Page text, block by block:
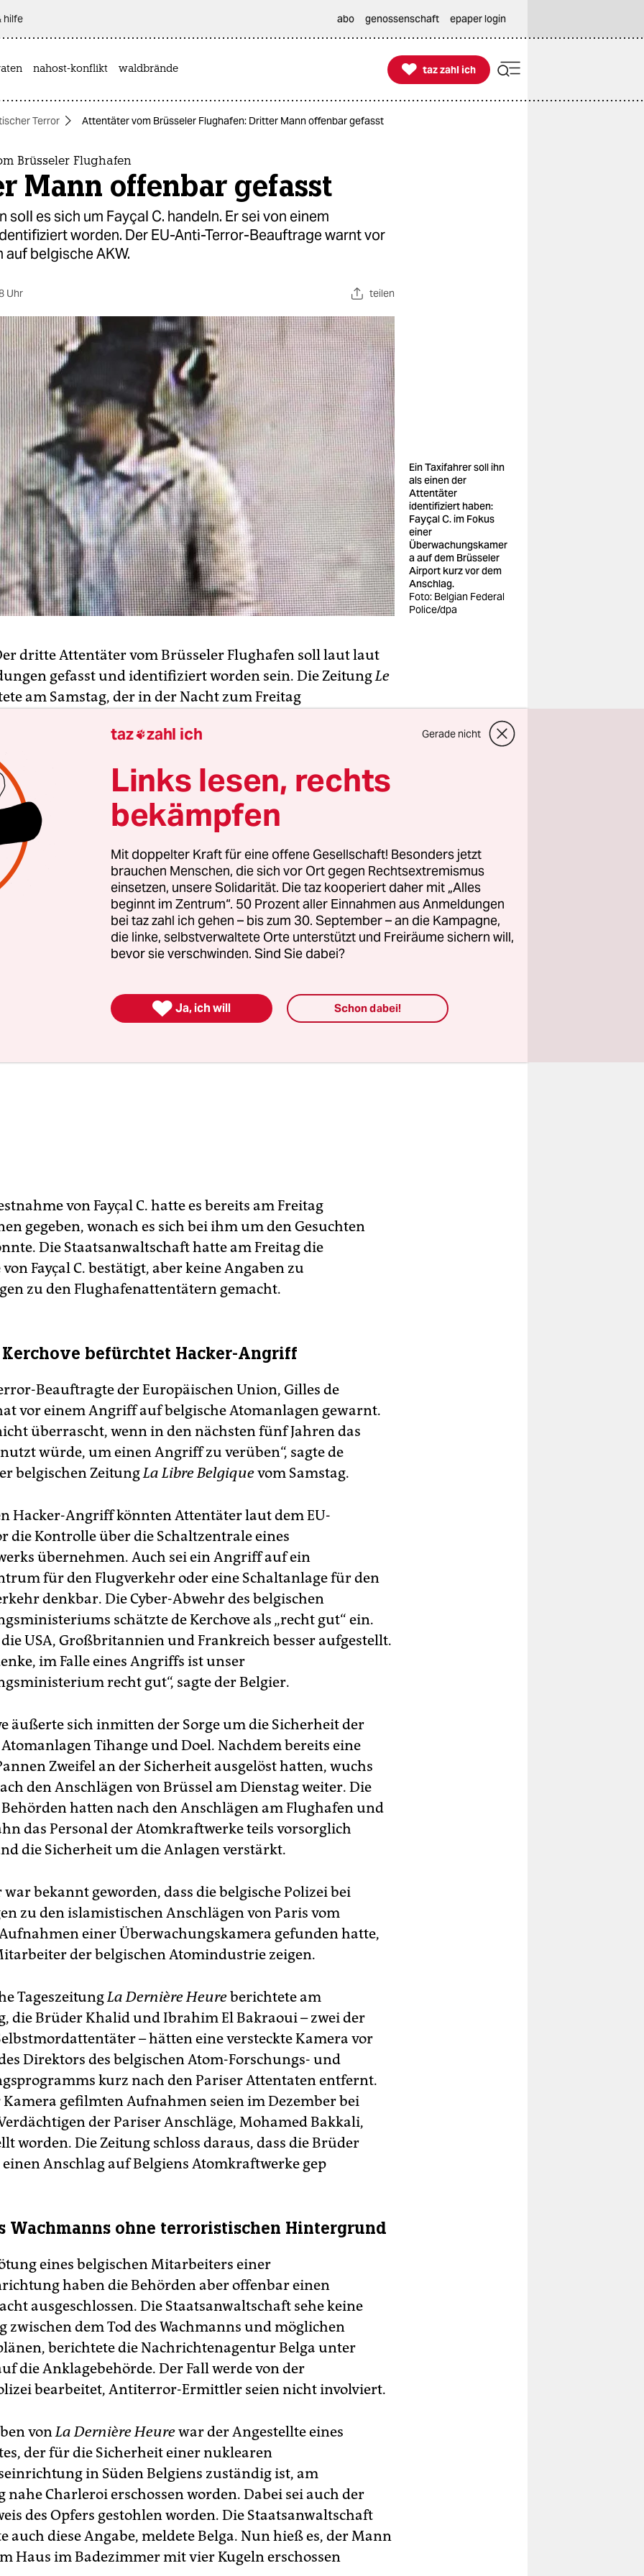
hilfe abo genossenschaft epaper login
nahost-konflikt waldbrände 
taz zahl ich
taz zahl ich
Terror Attentäter vom Brüsseler Flughafen: Dritter Mann offenbar gefasst
Brüsseler Flughafen
Mann offenbar gefasst
soll es sich um Fayçal C. handeln. Er sei von einem
worden. Der EU-Anti-Terror-Beauftrage warnt vor
auf belgische AKW.
Uhr teilen
Ein Taxifahrer soll ihn
als einen der
Attentäter
identifiziert haben:
Fayçal C. im Fokus
einer
Überwachungskamer
a auf dem Brüsseler
Airport kurz vor dem
Anschlag.
Foto: Belgian Federal
Police/dpa
dritte Attentäter vom Brüsseler Flughafen soll laut laut
gefasst und identifiziert worden sein. Die ZeitungLe
am Samstag, der in der Nacht zum Freitag
zum Flughafen gebracht habe. Eine offizielle
für die Informationen gab es zunächst nicht.
am Brüsseler Flughafen am Dienstag mit
11 Toten war fieberhaft nach dem Mann gesucht worden.
der Überwachungskamera ist er in der Flughafenhalle
beiden Selbstmordattentätern Najim Laachraoui (24)
El Bakraoui (29) mit weißer Jacke und schwarzem Hut zu
von Fayçal C. hatte es bereits am Freitag
gegeben, wonach es sich bei ihm um den Gesuchten
Die Staatsanwaltschaft hatte am Freitag die
Fayçal C. bestätigt, aber keine Angaben zu
zu den Flughafenattentätern gemacht.
Kerchove befürchtet Hacker-Angriff
Beauftragte der Europäischen Union, Gilles de
vor einem Angriff auf belgische Atomanlagen gewarnt.
überrascht, wenn in den nächsten fünf Jahren das
würde, um einen Angriff zu verüben“, sagte de
belgischen ZeitungLa Libre Belgiquevom Samstag.
Hacker-Angriff könnten Attentäter laut dem EU-
die Kontrolle über die Schaltzentrale eines
übernehmen. Auch sei ein Angriff auf ein
für den Flugverkehr oder eine Schaltanlage für den
denkbar. Die Cyber-Abwehr des belgischen
schätzte de Kerchove als „recht gut“ ein.
USA, Großbritannien und Frankreich besser aufgestellt.
im Falle eines Angriffs ist unser
recht gut“, sagte der Belgier.
äußerte sich inmitten der Sorge um die Sicherheit der
Tihange und Doel. Nachdem bereits eine
Zweifel an der Sicherheit ausgelöst hatten, wuchs
den Anschlägen von Brüssel am Dienstag weiter. Die
hatten nach den Anschlägen am Flughafen und
das Personal der Atomkraftwerke teils vorsorglich
die Sicherheit um die Anlagen verstärkt.
bekannt geworden, dass die belgische Polizei bei
zu den islamistischen Anschlägen von Paris vom
einer Überwachungskamera gefunden hatte,
der belgischen Atomindustrie zeigen.
TageszeitungLa Dernière Heureberichtete am
die Brüder Khalid und Ibrahim El Bakraoui – zwei der
– hätten eine versteckte Kamera vor
Direktors des belgischen Atom-Forschungs- und
kurz nach den Pariser Attentaten entfernt.
gefilmten Aufnahmen seien im Dezember bei
der Pariser Anschläge, Mohamed Bakkali,
worden. Die Zeitung schloss daraus, dass die Brüder
Anschlag auf Belgiens Atomkraftwerke gep
Wachmanns ohne terroristischen Hintergrund
eines belgischen Mitarbeiters einer
haben die Behörden aber offenbar einen
ausgeschlossen. Die Staatsanwaltschaft sehe keine
zwischen dem Tod des Wachmanns und möglichen
berichtete die Nachrichtenagentur Belga unter
die Anklagebehörde. Der Fall werde von der
bearbeitet, Antiterror-Ermittler seien nicht involviert.
vonLa Dernière Heurewar der Angestellte eines
der für die Sicherheit einer nuklearen
in Süden Belgiens zuständig ist, am
nahe Charleroi erschossen worden. Dabei sei auch der
des Opfers gestohlen worden. Die Staatsanwaltschaft
auch diese Angabe, meldete Belga. Nun hieß es, der Mann
Haus im Badezimmer mit vier Kugeln erschossen
taz zahl ich Gerade nicht
Links lesen, rechts
bekämpfen
Mit doppelter Kraft für eine offene Gesellschaft! Besonders jetzt
brauchen Menschen, die sich vor Ort gegen Rechtsextremismus
einsetzen, unsere Solidarität. Die taz kooperiert daher mit „Alles
beginnt im Zentrum“. 50 Prozent aller Einnahmen aus Anmeldungen
bei taz zahl ich gehen – bis zum 30. September – an die Kampagne,
die linke, selbstverwaltete Orte unterstützt und Freiräume sichern will,
bevor sie verschwinden. Sind Sie dabei?
 Ja, ich will Schon dabei!